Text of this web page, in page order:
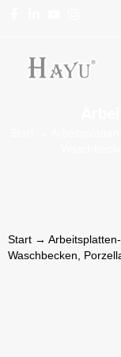
Start →
Waschbecken,